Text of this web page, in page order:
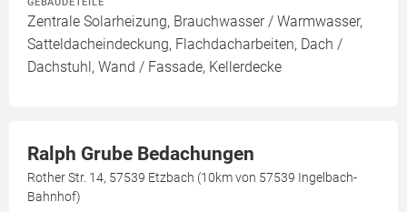
Zentrale Solarheizung, Brauchwasser / Warmwasser,
Satteldacheindeckung, Flachdacharbeiten, Dach /
Dachstuhl, Wand / Fassade, Kellerdecke
Ralph Grube Bedachungen
Rother Str. 14, 57539 Etzbach (10km von 57539 Ingelbach-
Bahnhof)